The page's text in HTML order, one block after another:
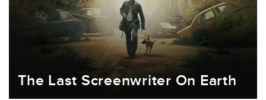
The Last Screenwriter On Earth